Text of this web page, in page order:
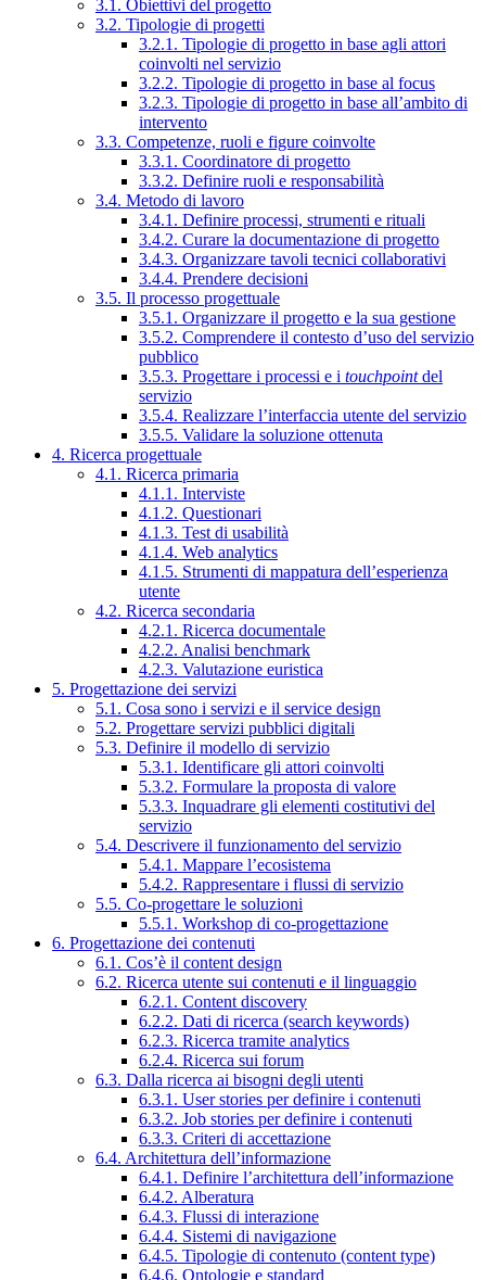
3.1. Obiettivi del progetto
3.2. Tipologie di progetti
3.2.1. Tipologie di progetto in base agli attori
coinvolti nel servizio
3.2.2. Tipologie di progetto in base al focus
3.2.3. Tipologie di progetto in base all’ambito di
intervento
3.3. Competenze, ruoli e figure coinvolte
3.3.1. Coordinatore di progetto
3.3.2. Definire ruoli e responsabilità
3.4. Metodo di lavoro
3.4.1. Definire processi, strumenti e rituali
3.4.2. Curare la documentazione di progetto
3.4.3. Organizzare tavoli tecnici collaborativi
3.4.4. Prendere decisioni
3.5. Il processo progettuale
3.5.1. Organizzare il progetto e la sua gestione
3.5.2. Comprendere il contesto d’uso del servizio
pubblico
3.5.3. Progettare i processi e i touchpointdel
servizio
3.5.4. Realizzare l’interfaccia utente del servizio
3.5.5. Validare la soluzione ottenuta
4. Ricerca progettuale
4.1. Ricerca primaria
4.1.1. Interviste
4.1.2. Questionari
4.1.3. Test di usabilità
4.1.4. Web analytics
4.1.5. Strumenti di mappatura dell’esperienza
utente
4.2. Ricerca secondaria
4.2.1. Ricerca documentale
4.2.2. Analisi benchmark
4.2.3. Valutazione euristica
5. Progettazione dei servizi
5.1. Cosa sono i servizi e il service design
5.2. Progettare servizi pubblici digitali
5.3. Definire il modello di servizio
5.3.1. Identificare gli attori coinvolti
5.3.2. Formulare la proposta di valore
5.3.3. Inquadrare gli elementi costitutivi del
servizio
5.4. Descrivere il funzionamento del servizio
5.4.1. Mappare l’ecosistema
5.4.2. Rappresentare i flussi di servizio
5.5. Co-progettare le soluzioni
5.5.1. Workshop di co-progettazione
6. Progettazione dei contenuti
6.1. Cos’è il content design
6.2. Ricerca utente sui contenuti e il linguaggio
6.2.1. Content discovery
6.2.2. Dati di ricerca (search keywords)
6.2.3. Ricerca tramite analytics
6.2.4. Ricerca sui forum
6.3. Dalla ricerca ai bisogni degli utenti
6.3.1. User stories per definire i contenuti
6.3.2. Job stories per definire i contenuti
6.3.3. Criteri di accettazione
6.4. Architettura dell’informazione
6.4.1. Definire l’architettura dell’informazione
6.4.2. Alberatura
6.4.3. Flussi di interazione
6.4.4. Sistemi di navigazione
6.4.5. Tipologie di contenuto (content type)
6.4.6. Ontologie e standard